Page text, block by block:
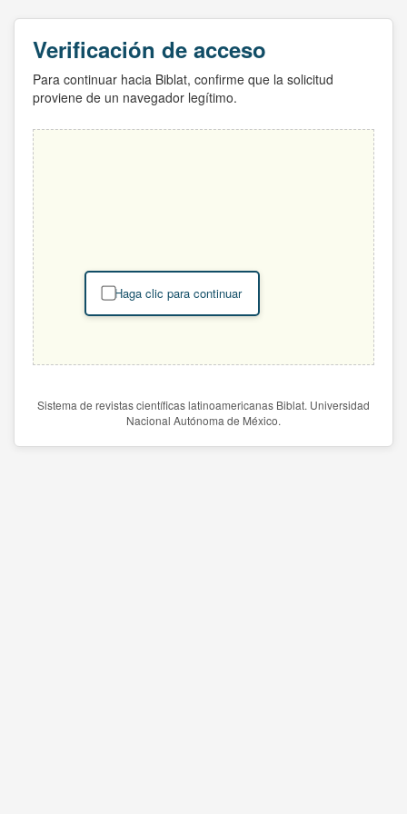
Verificación de acceso
Para continuar hacia Biblat, confirme que la solicitud
proviene de un navegador legítimo.
Haga clic para continuar
Sistema de revistas científicas latinoamericanas Biblat. Universidad
Nacional Autónoma de México.